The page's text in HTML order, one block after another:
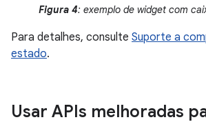
Figura 4: exemplo de widget com
Para detalhes, consulte Suporte a
estado.
Usar APIs melhoradas